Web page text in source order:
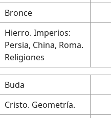
Bronce
Hierro. Imperios:
Persia, China, Roma.
Religiones
Buda
Cristo. Geometría.